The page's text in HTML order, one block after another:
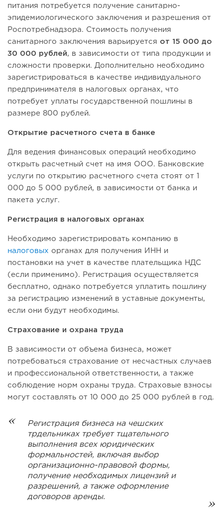
питания потребуется получение санитарно-
эпидемиологического заключения и разрешения от
Роспотребнадзора. Стоимость получения
санитарного заключения варьируется от 15 000 до
30 000 рублей, в зависимости от типа продукции и
сложности проверки. Дополнительно необходимо
зарегистрироваться в качестве индивидуального
предпринимателя в налоговых органах, что
потребует уплаты государственной пошлины в
размере 800 рублей.
Открытие расчетного счета в банке
Для ведения финансовых операций необходимо
открыть расчетный счет на имя ООО. Банковские
услуги по открытию расчетного счета стоят от 1
000 до 5 000 рублей, в зависимости от банка и
пакета услуг.
Регистрация в налоговых органах
Необходимо зарегистрировать компанию в
налоговых органах для получения ИНН и
постановки на учет в качестве плательщика НДС
(если применимо). Регистрация осуществляется
бесплатно, однако потребуется уплатить пошлину
за регистрацию изменений в уставные документы,
если они будут необходимы.
Страхование и охрана труда
В зависимости от объема бизнеса, может
потребоваться страхование от несчастных случаев
и профессиональной ответственности, а также
соблюдение норм охраны труда. Страховые взносы
могут составлять от 10 000 до 25 000 рублей в год.
Регистрация бизнеса на чешских
трдельниках требует тщательного
выполнения всех юридических
формальностей, включая выбор
организационно-правовой формы,
получение необходимых лицензий и
разрешений, а также оформление
договоров аренды.